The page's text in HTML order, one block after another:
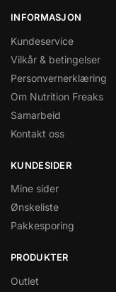
INFORMASJON
Kundeservice
Vilkår & betingelser
Personvernerklæring
Om Nutrition Freaks
Samarbeid
Kontakt oss
KUNDESIDER
Mine sider
Ønskeliste
Pakkesporing
PRODUKTER
Outlet